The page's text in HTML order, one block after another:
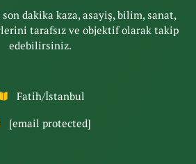
dakika kaza, asayiş, bilim, sanat,
tarafsız ve objektif olarak takip
edebilirsiniz.
Fatih/İstanbul
[email protected]